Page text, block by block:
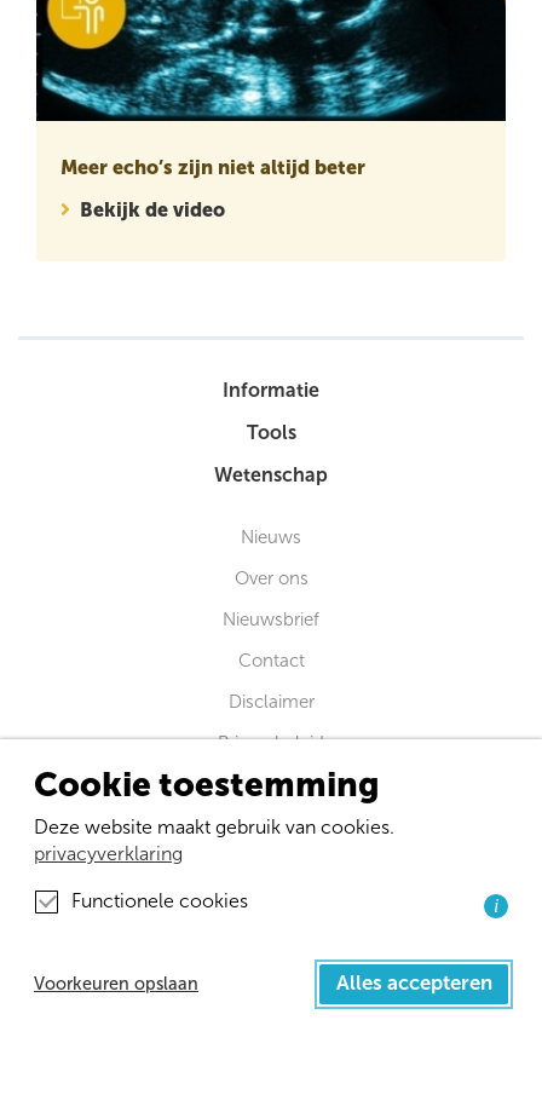
Meer echo’s zijn niet altijd beter
Bekijk de video
Informatie
Tools
Wetenschap
Nieuws
Over ons
Nieuwsbrief
Contact
Disclaimer
Privacybeleid
Verloskundige Wetenschap
Amsterdam Public Health research institute
Van der Boechorststraat 7
Afdeling Eerstelijnsgeneeskunde en Langdurige Zorg
Universitair Medisch Centrum Groningen
Oostersingel ingang 47 gebouw 50 2e verdieping
Cookie toestemming
Deze website maakt gebruik van cookies.
privacyverklaring
Functionele cookies i
Voorkeuren opslaan Alles accepteren